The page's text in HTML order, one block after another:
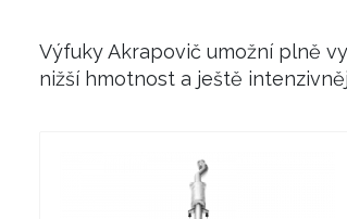
Výfuky Akrapovič umožní plně
nižší hmotnost a ještě